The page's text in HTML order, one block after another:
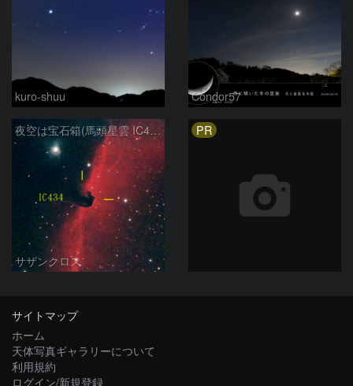
kuro-shuu Condor57
夜空は宝石箱(馬頭星雲 IC434) Seestar50
サザンクロス
PR
サイトマップ
ホーム
天体写真ギャラリーについて
利用規約
ログイン/新規登録